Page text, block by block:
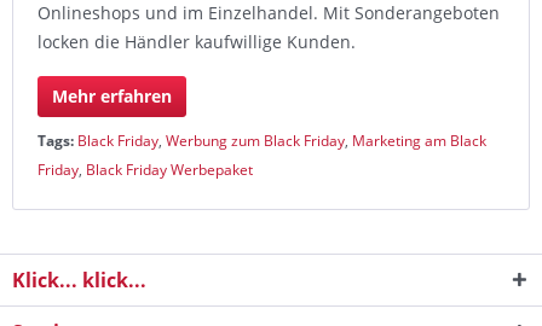
Onlineshops und im Einzelhandel. Mit Sonderangeboten
locken die Händler kaufwillige Kunden.
Mehr erfahren
Tags: Black Friday, Werbung zum Black Friday, Marketing am Black
Friday, Black Friday Werbepaket
Klick... klick...